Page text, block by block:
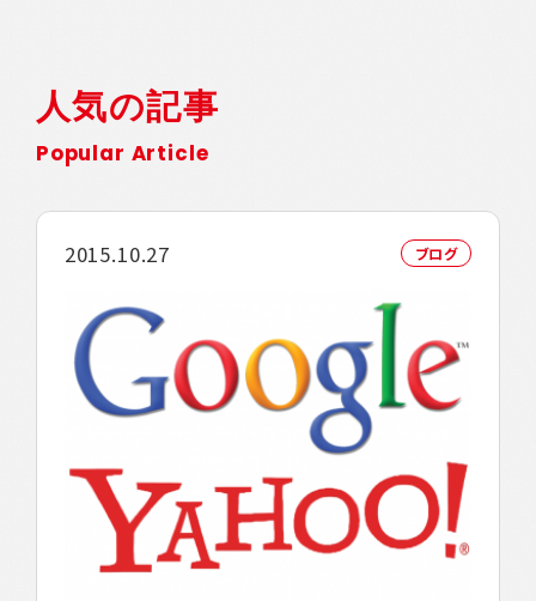
人気の記事
Popular Article
2015.10.27 ブログ